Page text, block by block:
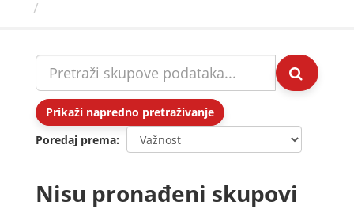
Prikaži napredno pretraživanje
Poredaj prema
Nisu pronađeni skupovi